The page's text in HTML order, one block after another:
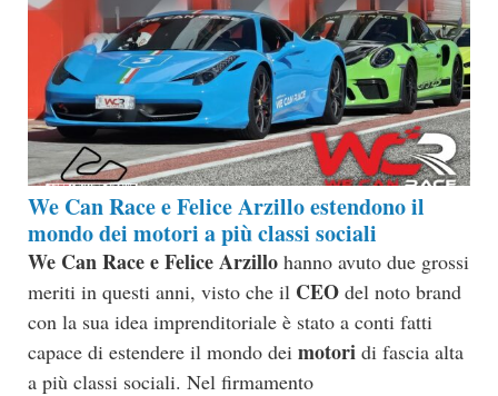
We Can Race e Felice Arzillo estendono il
mondo dei motori a più classi sociali
We Can Race e Felice Arzillo hanno avuto due grossi
meriti in questi anni, visto che il CEO del noto brand
con la sua idea imprenditoriale è stato a conti fatti
capace di estendere il mondo dei motori di fascia alta
a più classi sociali. Nel firmamento